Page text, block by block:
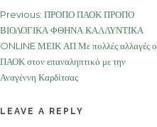
Post
navigation
Previous: ΠΡΟΠΟ ΠΑΟΚ ΠΡΟΠΟ
ΒΙΟΛΟΓΙΚΑ ΦΘΗΝΑ ΚΑΛΛΥΝΤΙΚΑ
ONLINE ΜΕΙΚ ΑΠ Με πολλές αλλαγές ο
ΠΑΟΚ στον επαναληπτικό με την
Αναγέννη Καρδίτσας
LEAVE A REPLY